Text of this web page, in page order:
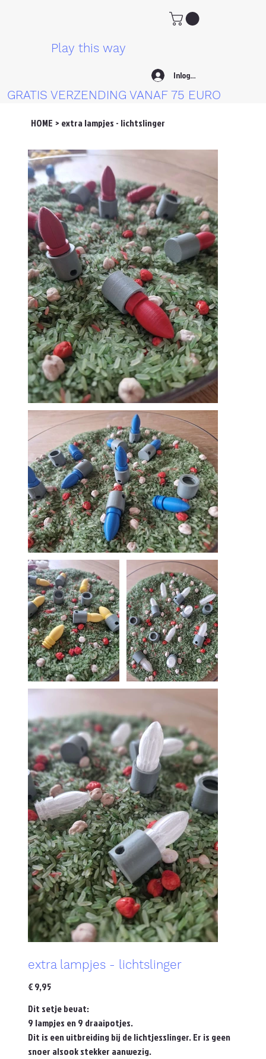
Play this way
Inloggen
GRATIS VERZENDING VANAF 75 EURO
HOME > extra lampjes - lichtslinger
extra lampjes - lichtslinger
Prijs
€ 9,95
Dit setje bevat:
9 lampjes en 9 draaipotjes.
Dit is een uitbreiding bij de lichtjesslinger. Er is geen
snoer alsook stekker aanwezig.